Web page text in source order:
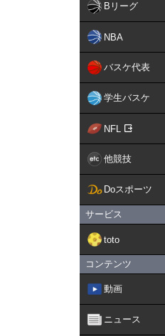
Bリーグ
NBA
バスケ代表
学生バスケ
NFL
他競技
Doスポーツ
サービス
toto
コンテンツ
動画
ニュース